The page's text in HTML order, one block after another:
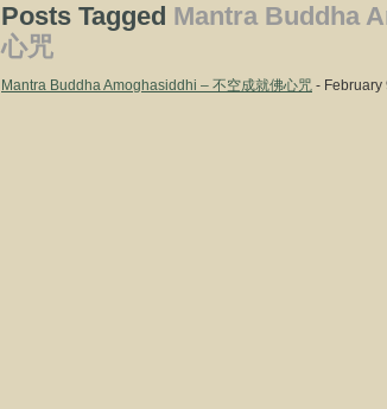
Posts Tagged Mantra Buddha
心咒
Mantra Buddha Amoghasiddhi – 不空成就佛心咒 - February